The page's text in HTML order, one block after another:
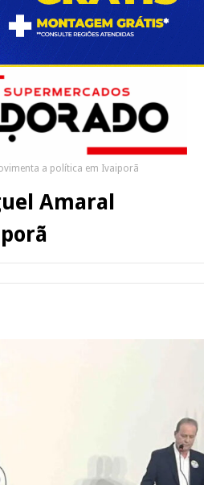
a política em Ivaiporã
Amaral